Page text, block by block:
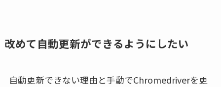
改めて自動更新ができるようにしたい
自動更新できない理由と手動でChromedriverを更